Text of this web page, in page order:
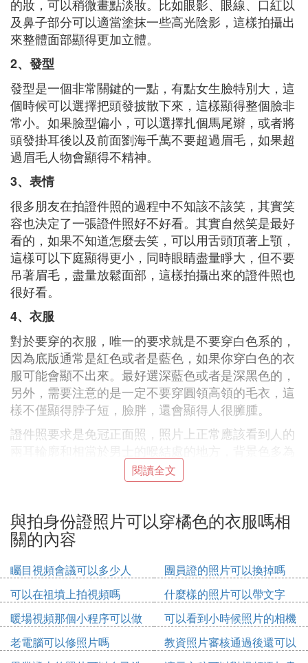
的妝，可以稍微畫點淡妝。比如眼影、眼線、口紅以
及鼻子部分可以適當塗抹一些高光陰影，這樣拍攝出
來整體面部顯得更加立體。
2、發型
發型是一個非常關鍵的一點，有點女生臉特別大，這
個時候可以選擇把頭發披散下來，這樣顯得整個臉非
常小。如果臉型偏小，可以選擇扎個馬尾辮，或者將
頭發掛耳後以及前面劉海千萬不要超過眉毛，如果超
過眉毛人物會顯得不精神。
3、表情
很多朋友在拍證件照的過程中不知該不該笑，其實笑
容也決定了一張證件照好不好看。其實自然笑是最好
看的，如果不知道怎麼去笑，可以用舌頭頂著上顎，
這樣可以下庭顯得更小，同時眼睛盡量睜大，但不要
吊著眉毛，盡量放鬆面部，這樣拍攝出來的證件照也
很好看。
4、衣服
對於要穿的衣服，唯一的要求就是不要穿白色系的，
因為底版通常是紅色或者是藍色，如果你穿白色的衣
服可能會顯不出來。最好選深藍色或者是深黑色的，
另外，需要注意的是一定不要穿圓領高領的毛衣，這
樣不僅顯得脖子短，臉胖，還會顯得人很臃腫。
證件照要求是免冠正面照，照片上正常應該看到人的
紅，藍，白三種，尺寸大小多為一寸或二寸。
拍證件照的注意事項：
1、最佳拍攝時間，充足睡眠之後的上午，或者午休
之後的下午，精神飽滿，表現力強。
2、戴眼鏡的人士，請將鏡片擦凈，矯正鏡架水平，
條件允許的可自備一副無鏡片的鏡框。拍攝時將鏡架
推高推緊，以防鏡架遮住眼睛。度數較深的最好還是
用鏡架，以免鏡片反光。
閱讀全文
與拍身份證照片可以穿橘色的衣服嗎相
關的內容
矚目視頻會議可以多少人
團員證的照片可以換掉嗎
可以在祖墳上拍視頻嗎
什麼樣的照片可以帶文字
暖場視頻那個小程序可以做
可以看到小時候照片的相機
老電腦可以修照片嗎
教資照片審核通過後還可以
修改嗎